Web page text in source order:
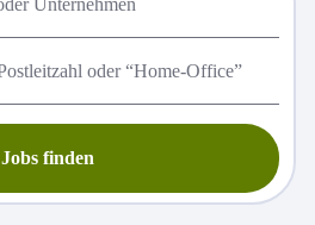
Jobs finden